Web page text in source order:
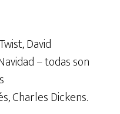
David
– todas son
Charles Dickens.